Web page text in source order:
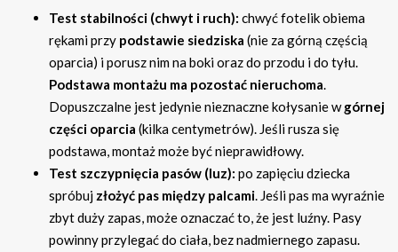
Test stabilności (chwyt i ruch): chwyć fotelik obiema
rękami przy podstawie siedziska (nie za górną częścią
oparcia) i porusz nim na boki oraz do przodu i do tyłu.
Podstawa montażu ma pozostać nieruchoma.
Dopuszczalne jest jedynie nieznaczne kołysanie wgórnej
części oparcia (kilka centymetrów). Jeśli rusza się
podstawa, montaż może być nieprawidłowy.
Test szczypnięcia pasów (luz): po zapięciu dziecka
spróbuj złożyć pas między palcami. Jeśli pas ma wyraźnie
zbyt duży zapas, może oznaczać to, że jest luźny. Pasy
powinny przylegać do ciała, bez nadmiernego zapasu.